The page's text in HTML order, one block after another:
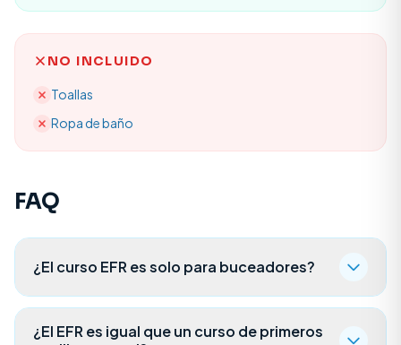
NO INCLUIDO
Toallas
Ropa de baño
FAQ
¿El curso EFR es solo para buceadores?
¿El EFR es igual que un curso de primeros